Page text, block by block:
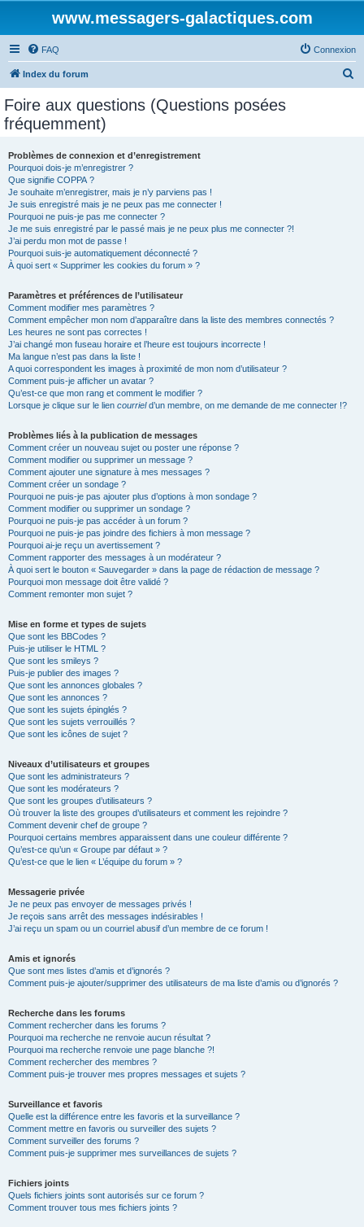
www.messagers-galactiques.com
FAQ Connexion
Index du forum
Foire aux questions (Questions posées
fréquemment)
Problèmes de connexion et d’enregistrement
Pourquoi dois-je m’enregistrer ?
Que signifie COPPA ?
Je souhaite m’enregistrer, mais je n’y parviens pas !
Je suis enregistré mais je ne peux pas me connecter !
Pourquoi ne puis-je pas me connecter ?
Je me suis enregistré par le passé mais je ne peux plus me connecter ?!
J’ai perdu mon mot de passe !
Pourquoi suis-je automatiquement déconnecté ?
À quoi sert « Supprimer les cookies du forum » ?
Paramètres et préférences de l’utilisateur
Comment modifier mes paramètres ?
Comment empêcher mon nom d’apparaître dans la liste des membres connectés ?
Les heures ne sont pas correctes !
J’ai changé mon fuseau horaire et l’heure est toujours incorrecte !
Ma langue n’est pas dans la liste !
A quoi correspondent les images à proximité de mon nom d’utilisateur ?
Comment puis-je afficher un avatar ?
Qu’est-ce que mon rang et comment le modifier ?
Lorsque je clique sur le lien courrield’un membre, on me demande de me connecter !?
Problèmes liés à la publication de messages
Comment créer un nouveau sujet ou poster une réponse ?
Comment modifier ou supprimer un message ?
Comment ajouter une signature à mes messages ?
Comment créer un sondage ?
Pourquoi ne puis-je pas ajouter plus d’options à mon sondage ?
Comment modifier ou supprimer un sondage ?
Pourquoi ne puis-je pas accéder à un forum ?
Pourquoi ne puis-je pas joindre des fichiers à mon message ?
Pourquoi ai-je reçu un avertissement ?
Comment rapporter des messages à un modérateur ?
À quoi sert le bouton « Sauvegarder » dans la page de rédaction de message ?
Pourquoi mon message doit être validé ?
Comment remonter mon sujet ?
Mise en forme et types de sujets
Que sont les BBCodes ?
Puis-je utiliser le HTML ?
Que sont les smileys ?
Puis-je publier des images ?
Que sont les annonces globales ?
Que sont les annonces ?
Que sont les sujets épinglés ?
Que sont les sujets verrouillés ?
Que sont les icônes de sujet ?
Niveaux d’utilisateurs et groupes
Que sont les administrateurs ?
Que sont les modérateurs ?
Que sont les groupes d’utilisateurs ?
Où trouver la liste des groupes d’utilisateurs et comment les rejoindre ?
Comment devenir chef de groupe ?
Pourquoi certains membres apparaissent dans une couleur différente ?
Qu’est-ce qu’un « Groupe par défaut » ?
Qu’est-ce que le lien « L’équipe du forum » ?
Messagerie privée
Je ne peux pas envoyer de messages privés !
Je reçois sans arrêt des messages indésirables !
J’ai reçu un spam ou un courriel abusif d’un membre de ce forum !
Amis et ignorés
Que sont mes listes d’amis et d’ignorés ?
Comment puis-je ajouter/supprimer des utilisateurs de ma liste d’amis ou d’ignorés ?
Recherche dans les forums
Comment rechercher dans les forums ?
Pourquoi ma recherche ne renvoie aucun résultat ?
Pourquoi ma recherche renvoie une page blanche ?!
Comment rechercher des membres ?
Comment puis-je trouver mes propres messages et sujets ?
Surveillance et favoris
Quelle est la différence entre les favoris et la surveillance ?
Comment mettre en favoris ou surveiller des sujets ?
Comment surveiller des forums ?
Comment puis-je supprimer mes surveillances de sujets ?
Fichiers joints
Quels fichiers joints sont autorisés sur ce forum ?
Comment trouver tous mes fichiers joints ?